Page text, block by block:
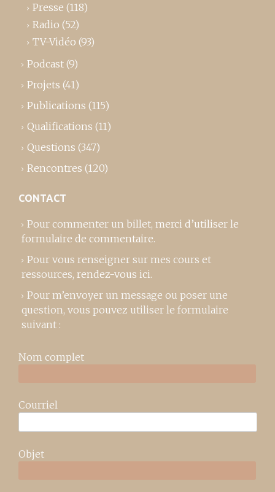
Presse (118)
Radio (52)
TV-Vidéo (93)
Podcast (9)
Projets (41)
Publications (115)
Qualifications (11)
Questions (347)
Rencontres (120)
CONTACT
Pour commenter un billet, merci d’utiliser le
formulaire de commentaire.
Pour vous renseigner sur mes cours et
ressources, rendez-vous ici.
Pour m’envoyer un message ou poser une
question, vous pouvez utiliser le formulaire
suivant :
Nom complet
Courriel
Objet